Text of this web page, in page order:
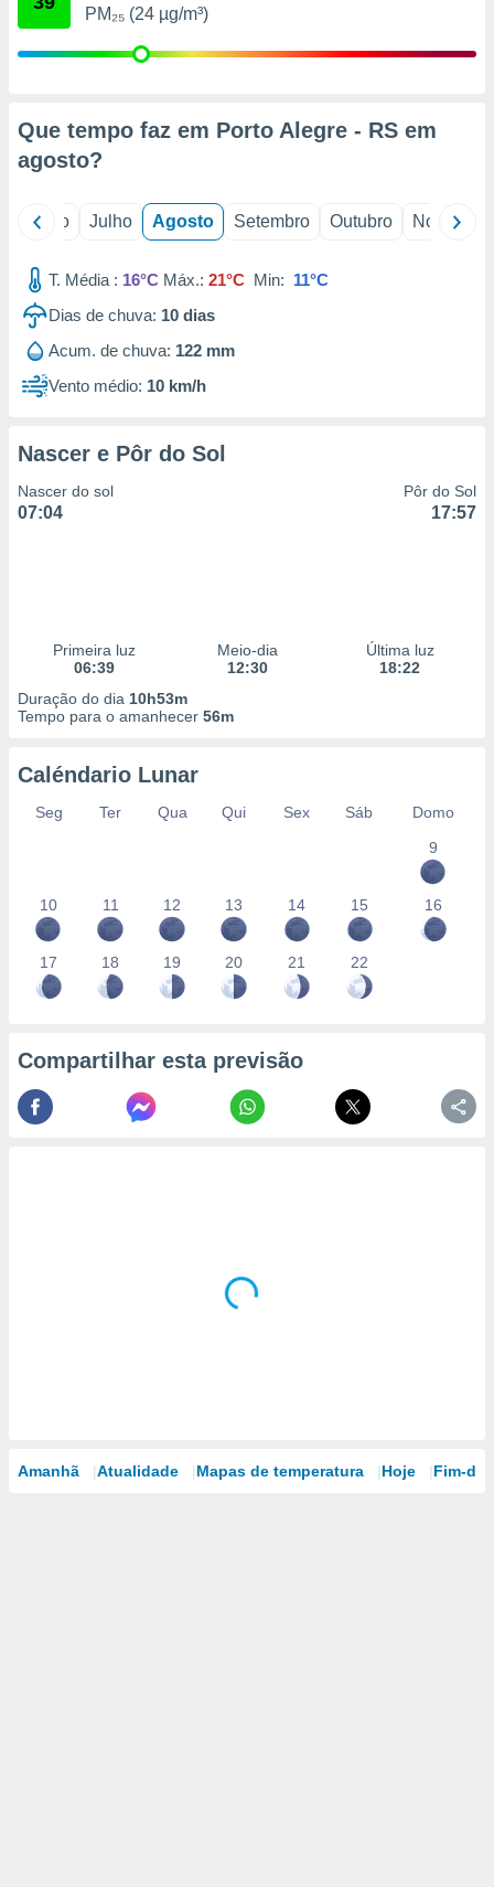
de
1199
PM₂₅ (24 µg/m³)
Que tempo faz em Porto Alegre - RS em
agosto?
Junho Julho Agosto Setembro Outubro Novembro
T. Média : 16°C Máx.: 21°C Min: 11°C
Dias de chuva: 10 dias
Acum. de chuva: 122 mm
Vento médio: 10 km/h
Nascer e Pôr do Sol
Nascer do sol
07:04
Pôr do Sol
17:57
Primeira luz
06:39
Meio-dia
12:30
Última luz
18:22
Duração do dia 10h53m
Tempo para o amanhecer 56m
Caléndario Lunar
Seg Ter Qua Qui Sex Sáb
Domo
9
10 11 12 13 14 15 16
17 18 19 20 21 22
Compartilhar esta previsão
Amanhã Atualidade Mapas de temperatura Hoje Fim-de-